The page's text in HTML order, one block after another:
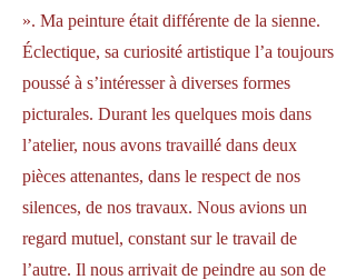
». Ma peinture était différente de la sienne.
Éclectique, sa curiosité artistique l’a toujours
poussé à s’intéresser à diverses formes
picturales. Durant les quelques mois dans
l’atelier, nous avons travaillé dans deux
pièces attenantes, dans le respect de nos
silences, de nos travaux. Nous avions un
regard mutuel, constant sur le travail de
l’autre. Il nous arrivait de peindre au son de